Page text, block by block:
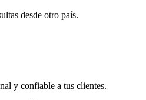
desde otro país.
y confiable a tus clientes.